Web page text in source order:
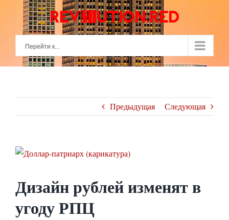
content
Перейти к...
Предыдущая Следующая
View
Image
Дизайн рублей изменят в
угоду РПЦ